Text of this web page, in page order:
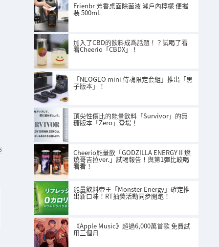
Frienbr 芳香桌面除菌液 瀨戶內檸檬 便攜
裝 500mL
加入了CBD的飲料成爲話題！？試喝了看
看Cheerio「CBDX」！
「NEOGEO mini 侍魂限定套組」推出「黑
子版本」！
頂尖性價比的能量飲料「Survivor」的無
糖版本「Zero」登場！
Cheerio能量飲「GODZILLA ENERGY II 燃
燒哥吉拉ver.」試喝報告！與第1彈比較喝
看看！
能量飲料帝王「Monster Energy」確定推
出新口味！RT抽獎活動同步開跑！
《Apple Music》超過6,000萬首歌 免費試
用三個月